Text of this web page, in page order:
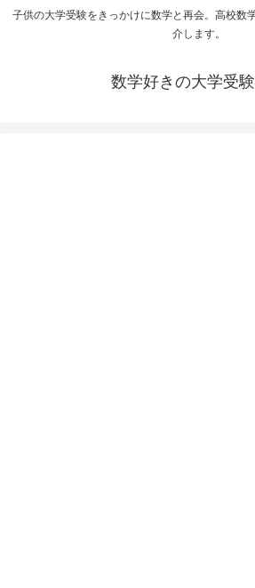
子供の大学受験をきっかけに数学と再会。高校数
介します。
数学好きの大学受